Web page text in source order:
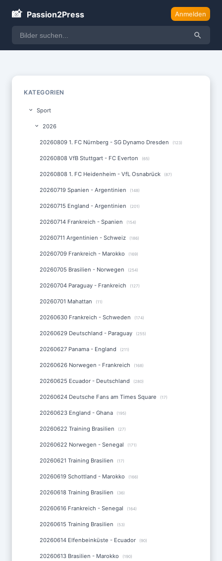
📸 Passion2Press Anmelden
KATEGORIEN
Sport
2026
20260809 1. FC Nürnberg - SG Dynamo Dresden (123)
20260808 VfB Stuttgart - FC Everton (65)
20260808 1. FC Heidenheim - VfL Osnabrück (87)
20260719 Spanien - Argentinien (148)
20260715 England - Argentinien (201)
20260714 Frankreich - Spanien (154)
20260711 Argentinien - Schweiz (186)
20260709 Frankreich - Marokko (169)
20260705 Brasilien - Norwegen (254)
20260704 Paraguay - Frankreich (127)
20260701 Mahattan (11)
20260630 Frankreich - Schweden (174)
20260629 Deutschland - Paraguay (255)
20260627 Panama - England (211)
20260626 Norwegen - Frankreich (168)
20260625 Ecuador - Deutschland (280)
20260624 Deutsche Fans am Times Square (17)
20260623 England - Ghana (195)
20260622 Training Brasilien (27)
20260622 Norwegen - Senegal (171)
20260621 Training Brasilien (17)
20260619 Schottland - Marokko (166)
20260618 Training Brasilien (36)
20260616 Frankreich - Senegal (164)
20260615 Training Brasilien (53)
20260614 Elfenbeinküste - Ecuador (90)
20260613 Brasilien - Marokko (190)